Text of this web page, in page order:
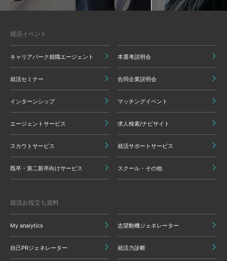
就活イベント
キャリアパーク就職エージェント 本選考説明会
就活セミナー 合同企業説明会
インターンシップ マッチングイベント
エージェントサービス 求人検索/ナビサイト
スカウトサービス 就活サポートサービス
既卒・第二新卒向けサービス スクール・その他
就活お役立ち資料
My analytics 志望動機ジェネレーター
自己PRジェネレーター 就活力診断